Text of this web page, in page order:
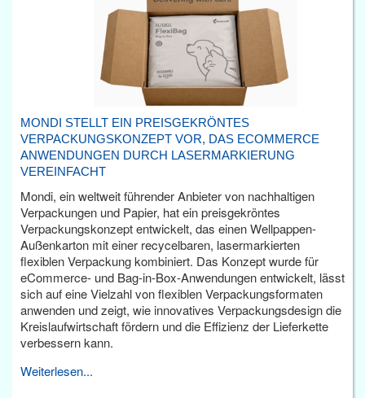
MONDI STELLT EIN PREISGEKRÖNTES
VERPACKUNGSKONZEPT VOR, DAS ECOMMERCE
ANWENDUNGEN DURCH LASERMARKIERUNG
VEREINFACHT
Mondi, ein weltweit führender Anbieter von nachhaltigen
Verpackungen und Papier, hat ein preisgekröntes
Verpackungskonzept entwickelt, das einen Wellpappen-
Außenkarton mit einer recycelbaren, lasermarkierten
flexiblen Verpackung kombiniert. Das Konzept wurde für
eCommerce- und Bag-in-Box-Anwendungen entwickelt, lässt
sich auf eine Vielzahl von flexiblen Verpackungsformaten
anwenden und zeigt, wie innovatives Verpackungsdesign die
Kreislaufwirtschaft fördern und die Effizienz der Lieferkette
verbessern kann.
Weiterlesen...